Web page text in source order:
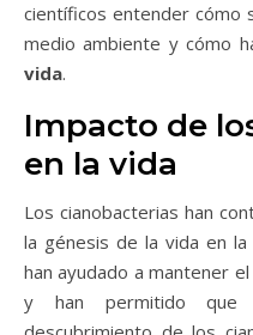
científicos entender cómo
medio ambiente y cómo
vida.
Impacto de
en la vida
Los cianobacterias han
la génesis de la vida en
han ayudado a mantener
y han permitido